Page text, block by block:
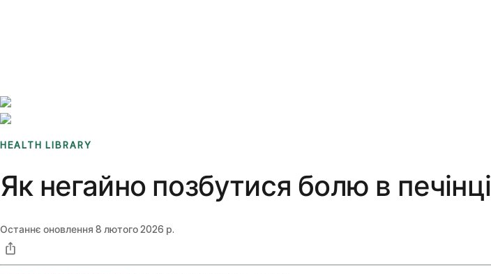
HEALTH LIBRARY
Як негайно позбутися болю в печінці
Останнє оновлення 8 лютого 2026 р.